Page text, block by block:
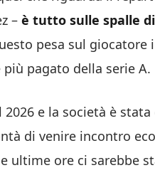
– è tutto sulle spalle
pesa sul
pagato della serie A.
e la società è stata
di venire incontro
ultime ore ci sarebbe